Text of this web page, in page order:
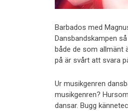
Barbados med
Dansbandskampen
både de som allmänt
på är svårt att svara
Ur musikgenren
musikgenren?
dansar. Bugg